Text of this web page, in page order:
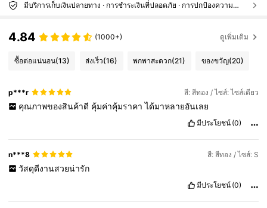
มีบริการเก็บเงินปลายทาง · การชำระเงินที่ปลอดภัย · การปกป้องความเป็นส่วนตัว
4.84 (1000+) ดูเพิ่มเติม
ซื้อต่อแน่นอน(13) ส่งเร็ว(16) พกพาสะดวก(21) ของขวัญ(20)
p***r สี: สีทอง / ไซส์: ไซส์เดียว
คุณภาพของสินค้าดี คุ้มค่าคุ้มราคาได้มาหลายอันเลย
มีประโยชน์ (0)
n***8 สี: สีทอง / ไซส์: S
วัสดุดีงานสวยน่ารัก
มีประโยชน์ (0)